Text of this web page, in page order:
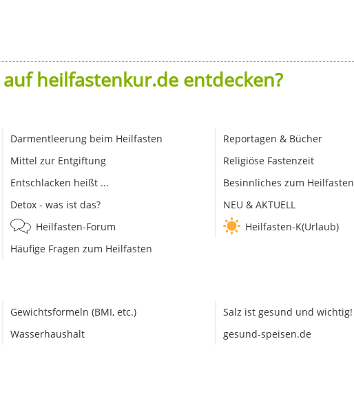
heilfastenkur.de entdecken?
Darmentleerung beim Heilfasten
Mittel zur Entgiftung
Entschlacken heißt ...
Detox - was ist das?
Heilfasten-Forum
Häufige Fragen zum Heilfasten
Reportagen & Bücher
Religiöse Fastenzeit
Besinnliches zum Heilfasten
NEU & AKTUELL
Heilfasten-K(Urlaub)
Gewichtsformeln (BMI, etc.)
Wasserhaushalt
Salz ist gesund und wichtig!
gesund-speisen.de